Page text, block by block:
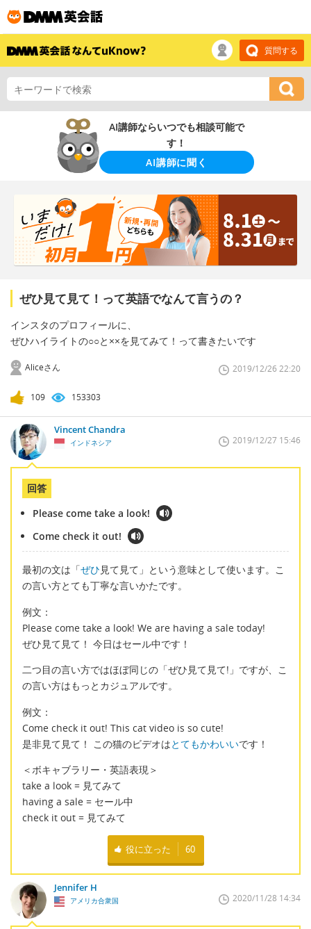
質問する
AI講師ならいつでも相談可能で
す！
AI講師に聞く
ぜひ見て見て！って英語でなんて言うの？
インスタのプロフィールに、
ぜひハイライトの○○と××を見てみて！って書きたいです
Aliceさん 2019/12/26 22:20
109 153303
Vincent Chandra
インドネシア 2019/12/27 15:46
回答
Please come take a look!
Come check it out!
最初の文は「ぜひ 見て見て」という意味として使います。こ
の言い方とても丁寧な言いかたです。
例文：
Please come take a look! We are having a sale today!
ぜひ見て見て！ 今日はセール中です！
二つ目の言い方ではほぼ同じの「ぜひ見て見て!」ですが、こ
の言い方はもっとカジュアルです。
例文：
Come check it out! This cat video is so cute!
是非見て見て！ この猫のビデオはとてもかわいいです！
＜ボキャブラリー・英語表現＞
take a look = 見てみて
having a sale = セール中
check it out = 見てみて
役に立った 60
Jennifer H
アメリカ合衆国 2020/11/28 14:34